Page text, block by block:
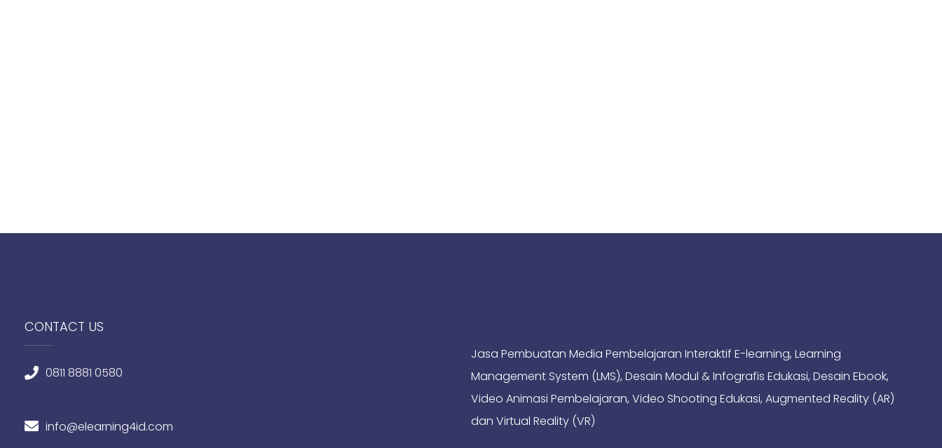
CONTACT US
0811 8881 0580
info@elearning4id.com
Jasa Pembuatan Media Pembelajaran Interaktif E-learning, Learning
Management System (LMS), Desain Modul & Infografis Edukasi, Desain Ebook,
Video Animasi Pembelajaran, Video Shooting Edukasi, Augmented Reality (AR)
dan Virtual Reality (VR)